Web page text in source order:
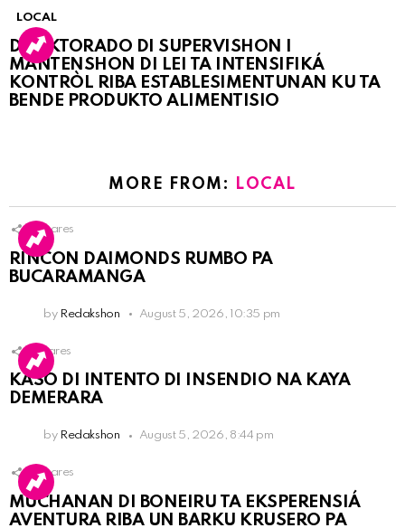
LOCAL
DIREKTORADO DI SUPERVISHON I
MANTENSHON DI LEI TA INTENSIFIKÁ
KONTRÒL RIBA ESTABLESIMENTUNAN KU TA
BENDE PRODUKTO ALIMENTISIO
MORE FROM: LOCAL
Shares
RINCON DAIMONDS RUMBO PA
BUCARAMANGA
by Redakshon August 5, 2026, 10:35 pm
Shares
KASO DI INTENTO DI INSENDIO NA KAYA
DEMERARA
by Redakshon August 5, 2026, 8:44 pm
Shares
MUCHANAN DI BONEIRU TA EKSPERENSIÁ
AVENTURA RIBA UN BARKU KRUSERO PA